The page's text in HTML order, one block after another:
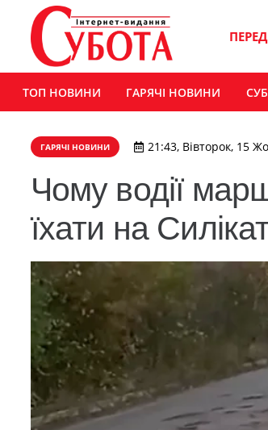
ТОП НОВИНИ ГАРЯЧІ НОВИНИ
ГАРЯЧІ НОВИНИ 21:43, Вівторок, 15
Чому водії
їхати на